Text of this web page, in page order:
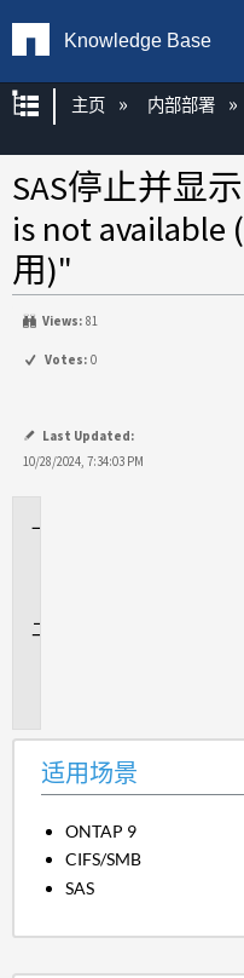
Knowledge Base
扩展/隐缩全局
主页 内部部署
SAS停止并显
is not
用)"
Views: 81
Votes: 0
Last Updated:
10/28/2024, 7:34:03 PM
适用场景
ONTAP 9
CIFS/SMB
SAS